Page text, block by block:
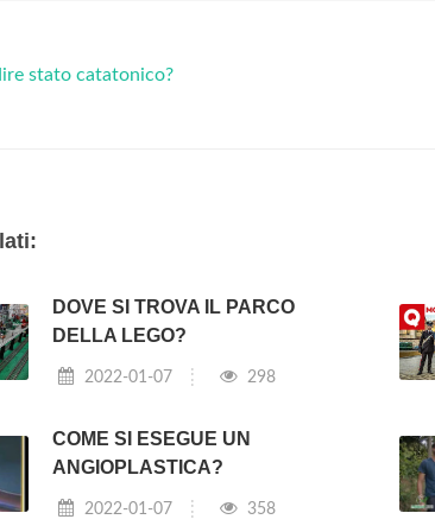
stato catatonico?
DOVE SI TROVA IL PARCO
DELLA LEGO?
2022-01-07 298
COME SI ESEGUE UN
ANGIOPLASTICA?
2022-01-07 358